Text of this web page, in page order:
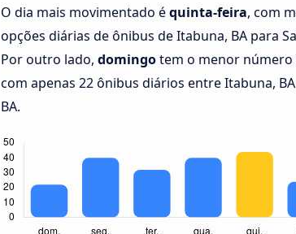
O dia mais movimentado équinta-feira, com
opções diárias de ônibus de Itabuna, BA para
Por outro lado, domingotem o menor número
com apenas 22 ônibus diários entre Itabuna, BA
BA.